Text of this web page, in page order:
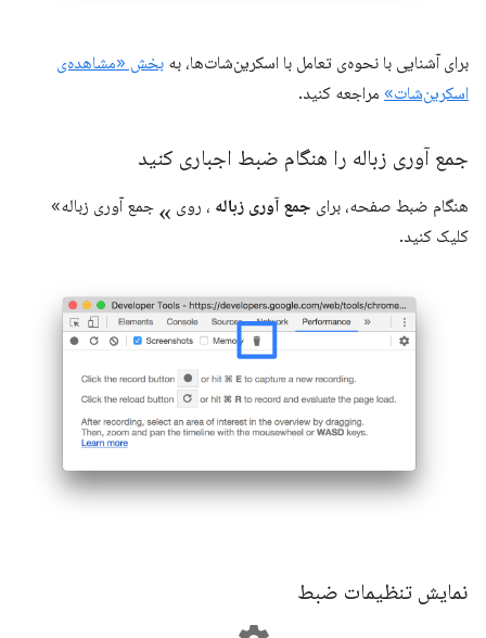
برای آشنایی با نحوه‌ی تعامل با اسکرین‌شات‌ها، به بخش «مشاهده‌ی
اسکرین‌شات» مراجعه کنید.
جمع آوری زباله را هنگام ضبط اجباری کنید
هنگام ضبط صفحه، برای جمع آوری زباله ، روی « جمع آوری زباله»
کلیک کنید.
نمایش تنظیمات ضبط